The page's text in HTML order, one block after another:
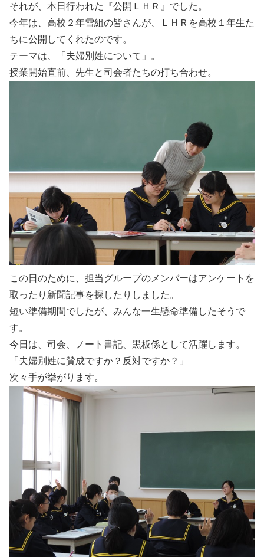
それが、本日行われた『公開ＬＨＲ』でした。
今年は、高校２年雪組の皆さんが、ＬＨＲを高校１年生た
ちに公開してくれたのです。
テーマは、「夫婦別姓について」。
授業開始直前、先生と司会者たちの打ち合わせ。
この日のために、担当グループのメンバーはアンケートを
取ったり新聞記事を探したりしました。
短い準備期間でしたが、みんな一生懸命準備したそうで
す。
今日は、司会、ノート書記、黒板係として活躍します。
「夫婦別姓に賛成ですか？反対ですか？」
次々手が挙がります。